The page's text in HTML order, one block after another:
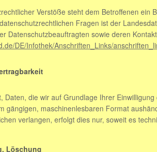
Verstöße steht dem Betroffenen
Fragen ist der
Datenschutzbeauftragten sowie deren
DE/Infothek/Anschriften_Links/
Daten, die wir auf Grundlage Ihrer
gängigen, maschinenlesbaren Format
verlangen, erfolgt dies nur, soweit es
Löschung